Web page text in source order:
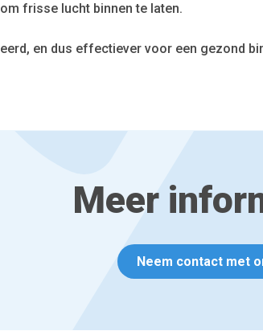
frisse lucht binnen te laten.
en dus effectiever voor een gezond
Meer
Neem contact met